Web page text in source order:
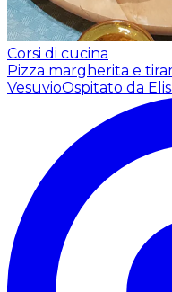
Corsi di cucina
Pizza margherita e
VesuvioOspitato da